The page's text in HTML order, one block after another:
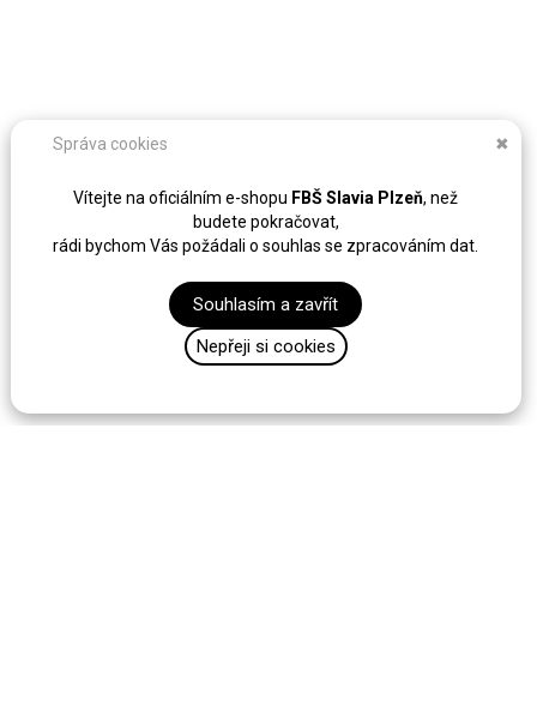
Správa cookies ✖
Vítejte na oficiálním e-shopu FBŠ Slavia Plzeň, než
budete pokračovat,
rádi bychom Vás požádali o souhlas se zpracováním dat.
Souhlasím a zavřít
Nepřeji si cookies